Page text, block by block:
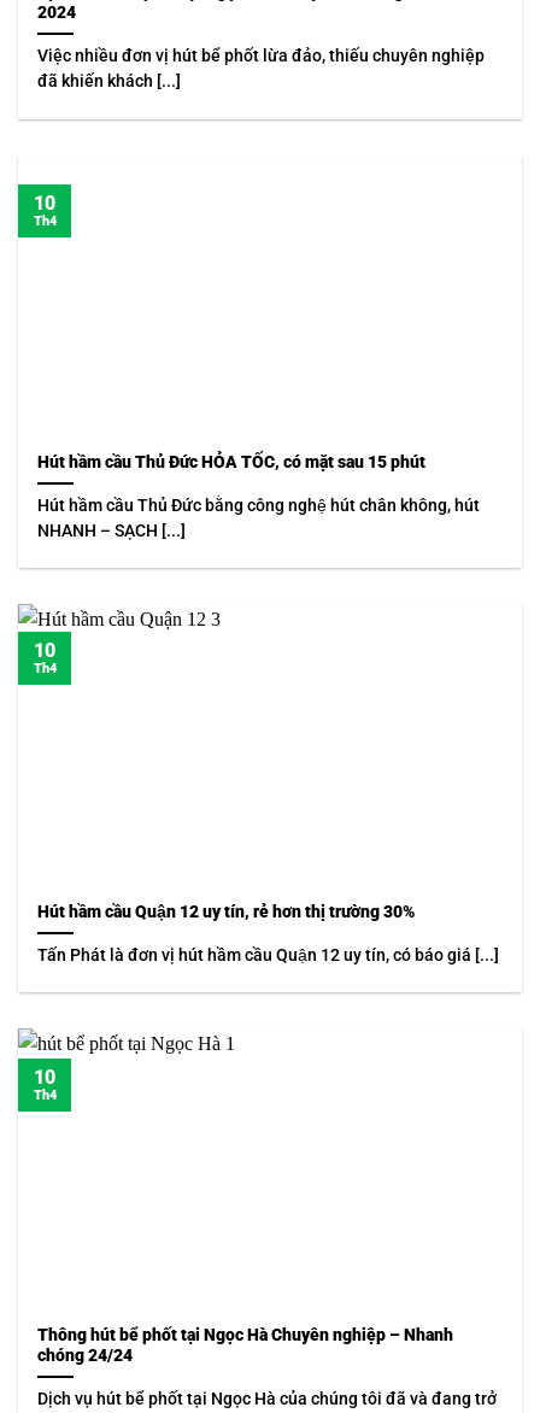
2024
Việc nhiều đơn vị hút bể phốt lừa đảo, thiếu chuyên nghiệp
đã khiến khách [...]
Hút hầm cầu Thủ Đức HỎA TỐC, có mặt sau 15 phút
Hút hầm cầu Thủ Đức bằng công nghệ hút chân không, hút
NHANH – SẠCH [...]
10
Th4
Hút hầm cầu Quận 12 uy tín, rẻ hơn thị trường 30%
Tấn Phát là đơn vị hút hầm cầu Quận 12 uy tín, có báo giá [...]
10
Th4
Thông hút bể phốt tại Ngọc Hà Chuyên nghiệp – Nhanh
chóng 24/24
Dịch vụ hút bể phốt tại Ngọc Hà của chúng tôi đã và đang trở
10
Th4